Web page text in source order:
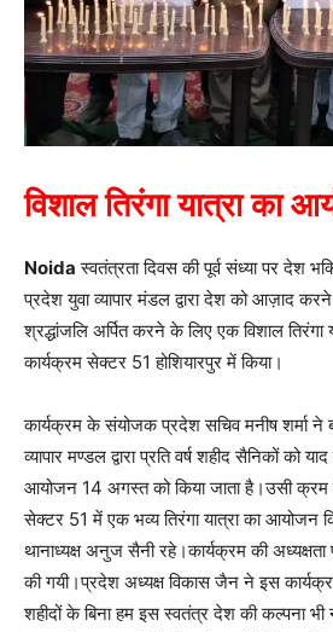
विशाल तिरंगा यात्रा का
Noida स्वतंत्रता दिवस की पूर्व संध्या पर देश
प्रदेश युवा व्यापार मंडल द्वारा देश को आज़ाद
श्रद्धांजलि अर्पित करने के लिए एक विशाल तिरंगा
कार्यक्रम सेक्टर 51 होशियारपुर में किया।
कार्यक्रम के संयोजक प्रदेश सचिव मनीष शर्मा ने
व्यापार मण्डल द्वारा प्रति वर्ष शहीद सैनिकों को
आयोजन 14 अगस्त को किया जाता है।उसी क्रम
सेक्टर 51 में एक भव्य तिरंगा यात्रा का आयोजन
थानाध्यक्ष अनुज सैनी रहे।कार्यक्रम की अध्यक्षता
की गयी।प्रदेश अध्यक्ष विकास जैन ने इस
शहीदों के बिना हम इस स्वतंत्र देश की कल्पना